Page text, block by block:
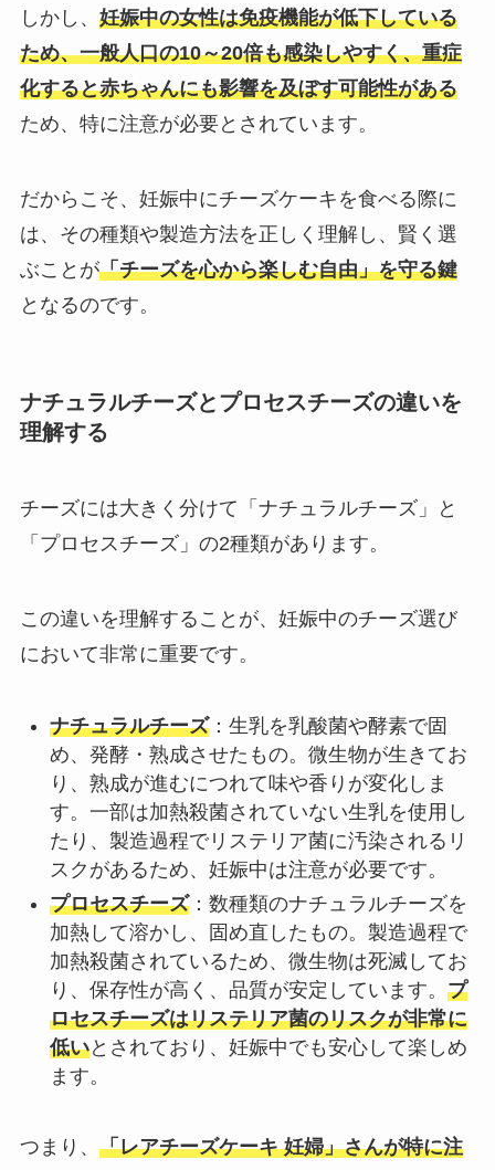
しかし、 妊娠中の女性は免疫機能が低下している
ため、一般人口の10～20倍も感染しやすく、重症
化すると赤ちゃんにも影響を及ぼす可能性がある
ため、特に注意が必要とされています。
だからこそ、妊娠中にチーズケーキを食べる際に
は、その種類や製造方法を正しく理解し、賢く選
ぶことが「チーズを心から楽しむ自由」を守る鍵
となるのです。
ナチュラルチーズとプロセスチーズの違いを
理解する
チーズには大きく分けて「ナチュラルチーズ」と
「プロセスチーズ」の2種類があります。
この違いを理解することが、妊娠中のチーズ選び
において非常に重要です。
ナチュラルチーズ：生乳を乳酸菌や酵素で固
め、発酵・熟成させたもの。微生物が生きてお
り、熟成が進むにつれて味や香りが変化しま
す。一部は加熱殺菌されていない生乳を使用し
たり、製造過程でリステリア菌に汚染されるリ
スクがあるため、妊娠中は注意が必要です。
プロセスチーズ：数種類のナチュラルチーズを
加熱して溶かし、固め直したもの。製造過程で
加熱殺菌されているため、微生物は死滅してお
り、保存性が高く、品質が安定しています。 プ
ロセスチーズはリステリア菌のリスクが非常に
低いとされており、妊娠中でも安心して楽しめ
ます。
つまり、 「レアチーズケーキ 妊婦」さんが特に注